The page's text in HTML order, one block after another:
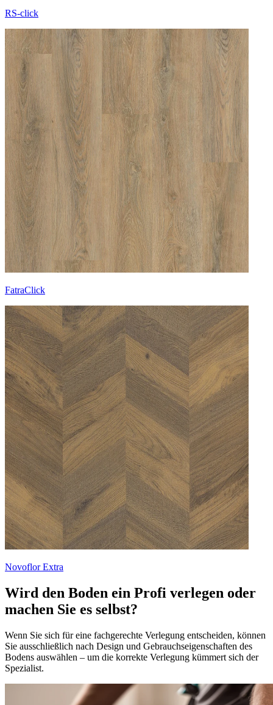
RS-click
FatraClick
Novoflor Extra
Wird den Boden ein Profi verlegen oder
machen Sie es selbst?
Wenn Sie sich für eine fachgerechte Verlegung entscheiden, können
Sie ausschließlich nach Design und Gebrauchseigenschaften des
Bodens auswählen – um die korrekte Verlegung kümmert sich der
Spezialist.